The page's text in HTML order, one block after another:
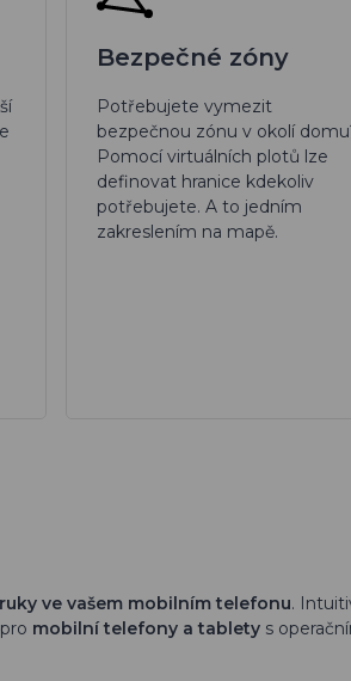
Bezpečné zóny
Potřebujete vymezit
bezpečnou zónu v okolí
Pomocí virtuálních plotů lze
definovat hranice kdekoliv
potřebujete. A to jedním
zakreslením na mapě.
ve vašem mobilním telefonu.
mobilní telefony a tablety s